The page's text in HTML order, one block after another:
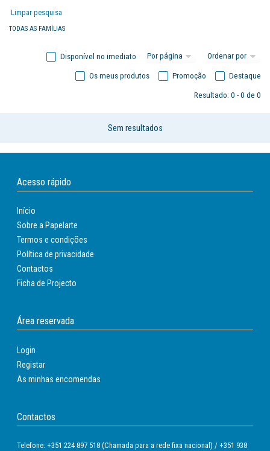
Papelarte
Limpar pesquisa
TODAS AS FAMÍLIAS
Disponível no imediato
Destaque
Promoção
Os meus produtos
Resultado: 0 - 0 de 0
Sem resultados
Acesso rápido
Início
Sobre a Papelarte
Termos e condições
Política de privacidade
Contactos
Ficha de Projecto
Área reservada
Login
Registar
As minhas encomendas
Contactos
Telefone: +351 224 897 518 (Chamada para a rede fixa nacional) / +351 938